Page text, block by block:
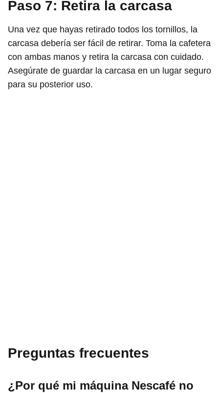
Paso 7: Retira la carcasa
Una vez que hayas retirado todos los tornillos, la
carcasa debería ser fácil de retirar. Toma la cafetera
con ambas manos y retira la carcasa con cuidado.
Asegúrate de guardar la carcasa en un lugar seguro
para su posterior uso.
Preguntas frecuentes
¿Por qué mi máquina Nescafé no